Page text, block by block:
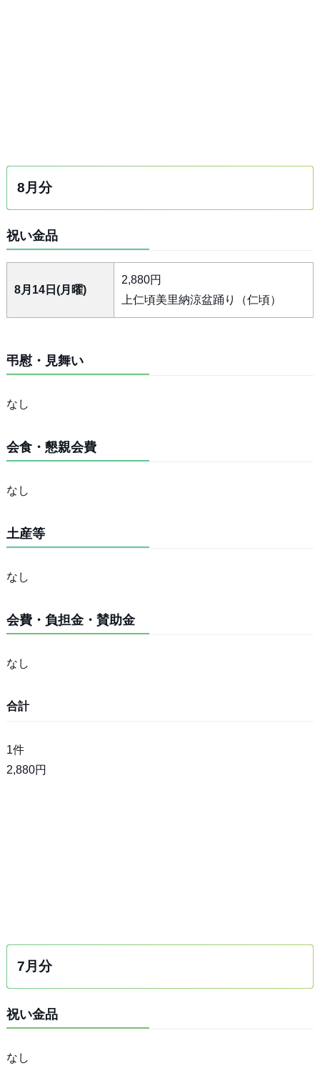
8月分
祝い金品
8月14日(月曜)
2,880円
上仁頃美里納涼盆踊り（仁頃）
弔慰・見舞い
なし
会食・懇親会費
なし
土産等
なし
会費・負担金・賛助金
なし
合計
1件
2,880円
7月分
祝い金品
なし